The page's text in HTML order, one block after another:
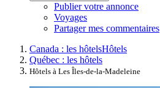
Publier votre annonce
Voyages
Partager mes commentaires
Canada : les hôtelsHôtels
Québec : les hôtels
Hôtels à Les Îles-de-la-Madeleine